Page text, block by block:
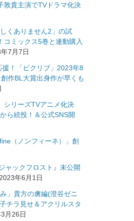
敦貴主演でTVドラマ化決
くありません2」の試
コミックス5巻と連動購入
7月7日
！「ピクリブ」2023年8
作BL大賞出身作が早くも
シリーズTVアニメ化決
ら続投！＆公式SNS開
（ノンフィーネ）」創
ャックフロスト』未公開
年6月1日
」貴方の虜編(澄谷ゼニ
チラ見せ＆アクリルスタ
月26日